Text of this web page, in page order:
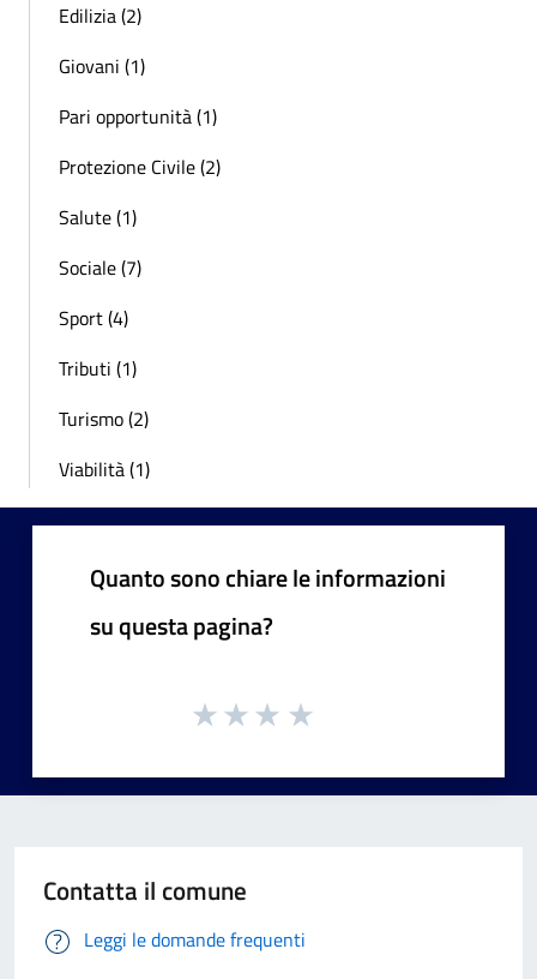
Edilizia (2)
Giovani (1)
Pari opportunità (1)
Protezione Civile (2)
Salute (1)
Sociale (7)
Sport (4)
Tributi (1)
Turismo (2)
Viabilità (1)
Quanto sono chiare le informazioni
su questa pagina?
Contatta il comune
Leggi le domande frequenti